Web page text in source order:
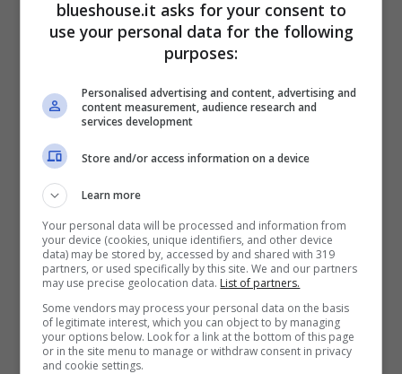
Il video pubblicato da Rocio, cosa è
successo?
blueshouse.it asks for your consent to
use your personal data for the following
purposes:
Personalised advertising and content, advertising and
content measurement, audience research and
services development
Store and/or access information on a device
Learn more
Your personal data will be processed and information from
your device (cookies, unique identifiers, and other device
data) may be stored by, accessed by and shared with 319
partners, or used specifically by this site. We and our partners
may use precise geolocation data. List of partners.
Some vendors may process your personal data on the basis
of legitimate interest, which you can object to by managing
your options below. Look for a link at the bottom of this page
or in the site menu to manage or withdraw consent in privacy
and cookie settings.